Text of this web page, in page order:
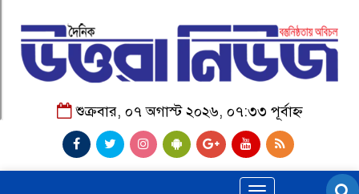
শুক্রবার, ০৭ অগাস্ট ২০২৬, ০৭:৩৩ পূর্বাহ্ন